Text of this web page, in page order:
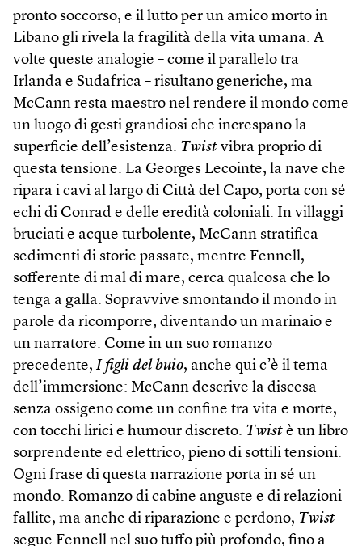
pronto soccorso, e il lutto per un amico morto in
Libano gli rivela la fragilità della vita umana. A
volte queste analogie – come il parallelo tra
Irlanda e Sudafrica – risultano generiche, ma
McCann resta maestro nel rendere il mondo come
un luogo di gesti grandiosi che increspano la
superficie dell’esistenza. Twist vibra proprio di
questa tensione. La Georges Lecointe, la nave che
ripara i cavi al largo di Città del Capo, porta con sé
echi di Conrad e delle eredità coloniali. In villaggi
bruciati e acque turbolente, McCann stratifica
sedimenti di storie passate, mentre Fennell,
sofferente di mal di mare, cerca qualcosa che lo
tenga a galla. Sopravvive smontando il mondo in
parole da ricomporre, diventando un marinaio e
un narratore. Come in un suo romanzo
precedente, I figli del buio, anche qui c’è il tema
dell’immersione: McCann descrive la discesa
senza ossigeno come un confine tra vita e morte,
con tocchi lirici e humour discreto. Twist è un libro
sorprendente ed elettrico, pieno di sottili tensioni.
Ogni frase di questa narrazione porta in sé un
mondo. Romanzo di cabine anguste e di relazioni
fallite, ma anche di riparazione e perdono, Twist
segue Fennell nel suo tuffo più profondo, fino a